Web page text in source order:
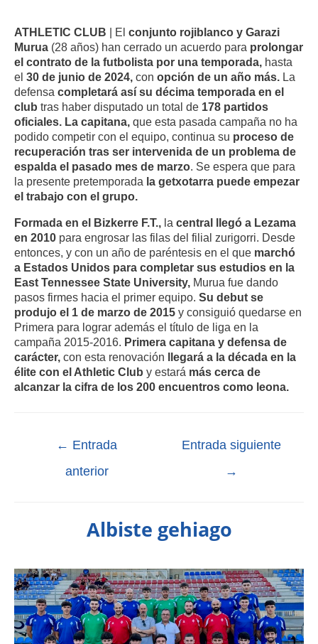
ATHLETIC CLUB | El conjunto rojiblanco y Garazi
Murua (28 años) han cerrado un acuerdo para prolongar
el contrato de la futbolista por una temporada, hasta
el 30 de junio de 2024, con opción de un año más. La
defensa completará así su décima temporada en el
club tras haber disputado un total de 178 partidos
oficiales. La capitana, que esta pasada campaña no ha
podido competir con el equipo, continua su proceso de
recuperación tras ser intervenida de un problema de
espalda el pasado mes de marzo. Se espera que para
la presente pretemporada la getxotarra puede empezar
el trabajo con el grupo.
Formada en el Bizkerre F.T., la central llegó a Lezama
en 2010 para engrosar las filas del filial zurigorri. Desde
entonces, y con un año de paréntesis en el que marchó
a Estados Unidos para completar sus estudios en la
East Tennessee State University, Murua fue dando
pasos firmes hacia el primer equipo. Su debut se
produjo el 1 de marzo de 2015 y consiguió quedarse en
Primera para lograr además el título de liga en la
campaña 2015-2016. Primera capitana y defensa de
carácter, con esta renovación llegará a la década en la
élite con el Athletic Club y estará más cerca de
alcanzar la cifra de los 200 encuentros como leona.
← Entrada
anterior
Entrada siguiente
→
Albiste gehiago